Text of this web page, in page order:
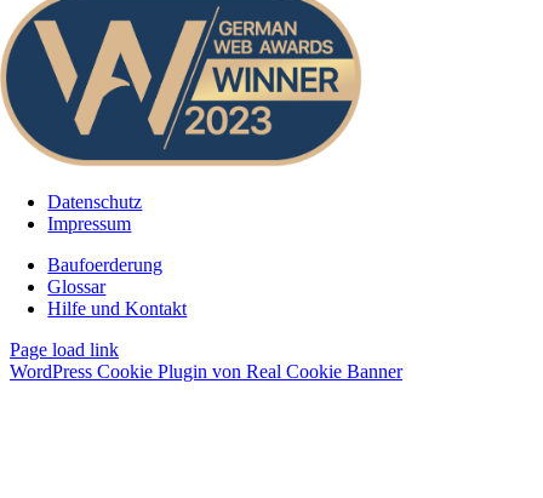
Datenschutz
Impressum
Baufoerderung
Glossar
Hilfe und Kontakt
Page load link
WordPress Cookie Plugin von Real Cookie Banner